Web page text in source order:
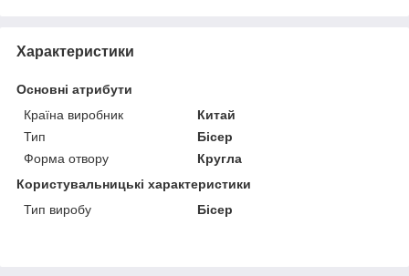
Характеристики
Основні атрибути
Країна виробник
Китай
Тип
Бісер
Форма отвору
Кругла
Користувальницькі характеристики
Тип виробу
Бісер